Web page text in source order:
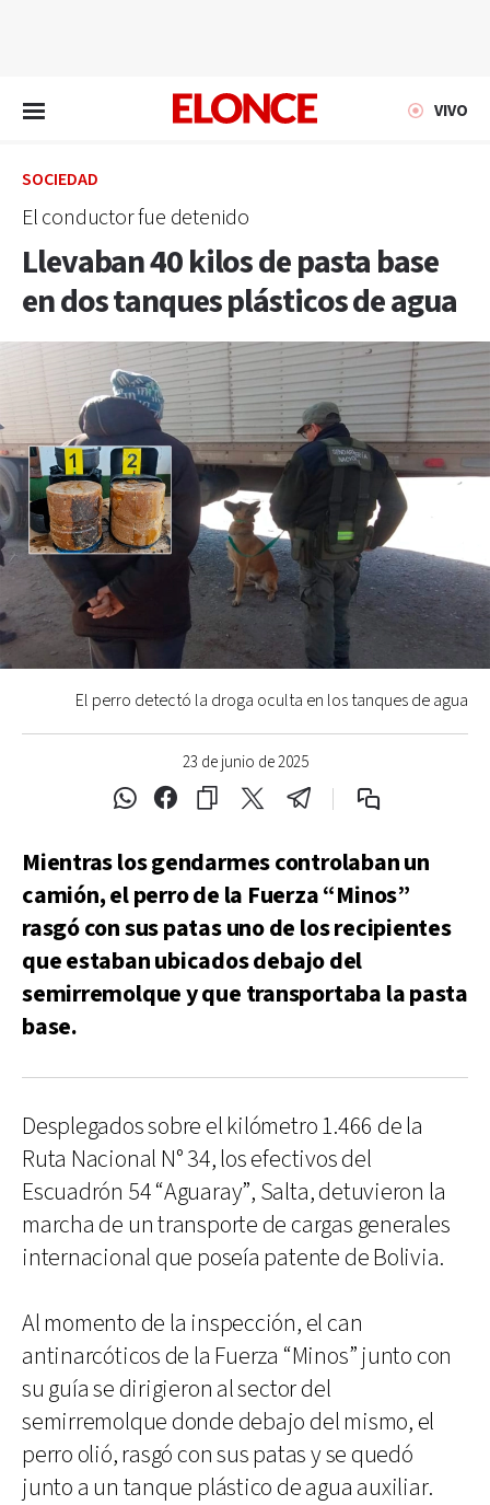
VIVO
SOCIEDAD
El conductor fue detenido
Llevaban 40 kilos de pasta base
en dos tanques plásticos de agua
23 de junio de 2025
El perro detectó la droga oculta en los tanques de agua
Mientras los gendarmes controlaban un
camión, el perro de la Fuerza “Minos”
rasgó con sus patas uno de los recipientes
que estaban ubicados debajo del
semirremolque y que transportaba la pasta
base.
Desplegados sobre el kilómetro 1.466 de la
Ruta Nacional N° 34, los efectivos del
Escuadrón 54 “Aguaray”, Salta, detuvieron la
marcha de un transporte de cargas generales
internacional que poseía patente de Bolivia.
Al momento de la inspección, el can
antinarcóticos de la Fuerza “Minos” junto con
su guía se dirigieron al sector del
semirremolque donde debajo del mismo, el
perro olió, rasgó con sus patas y se quedó
junto a un tanque plástico de agua auxiliar.